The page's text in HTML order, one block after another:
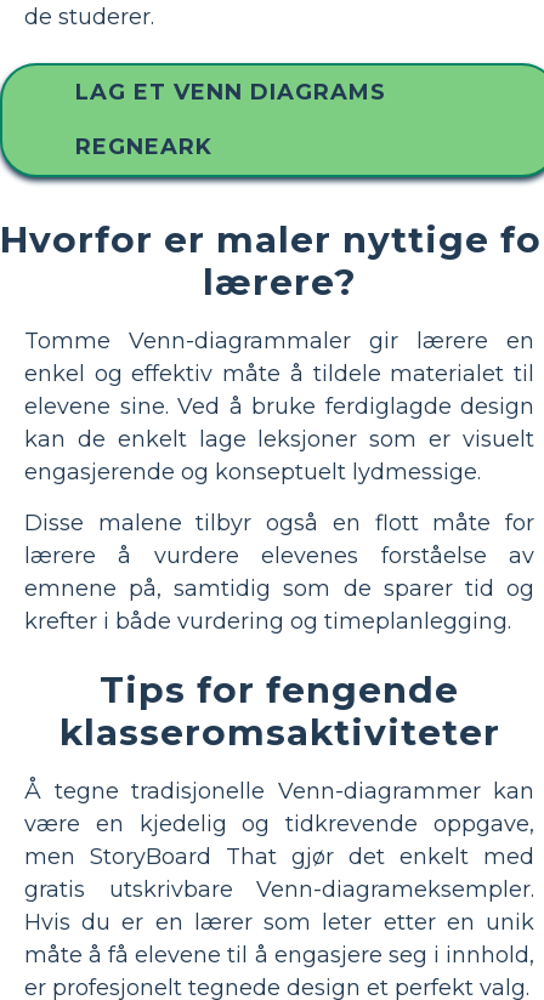
de studerer.
LAG ET VENN DIAGRAMS
REGNEARK
Hvorfor er maler nyttige
lærere?
Tomme Venn-diagrammaler gir lærere en
enkel og effektiv måte å tildele materialet til
elevene sine. Ved å bruke ferdiglagde design
kan de enkelt lage leksjoner som er visuelt
engasjerende og konseptuelt lydmessige.
Disse malene tilbyr også en flott måte for
lærere å vurdere elevenes forståelse av
emnene på, samtidig som de sparer tid og
krefter i både vurdering og timeplanlegging.
Tips for fengende
klasseromsaktiviteter
Å tegne tradisjonelle Venn-diagrammer kan
være en kjedelig og tidkrevende oppgave,
men StoryBoard That gjør det enkelt med
gratis utskrivbare Venn-diagrameksempler.
Hvis du er en lærer som leter etter en unik
måte å få elevene til å engasjere seg i innhold,
er profesjonelt tegnede design et perfekt valg.